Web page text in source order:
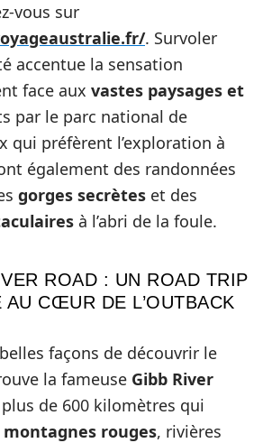
vous sur
. Survoler
accentue la sensation
face aux vastes paysages et
par le parc national de
qui préfèrent l’exploration à
également des randonnées
gorges secrètes et des
à l’abri de la foule.
ROAD : UN ROAD TRIP
AU CŒUR DE L’OUTBACK
façons de découvrir le
la fameuse Gibb River
de 600 kilomètres qui
montagnes rouges, rivières